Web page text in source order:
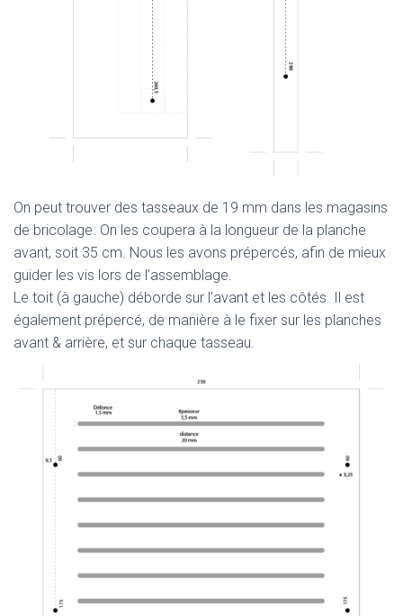
On peut trouver des tasseaux de 19 mm dans les magasins
de bricolage. On les coupera à la longueur de la planche
avant, soit 35 cm. Nous les avons prépercés, afin de mieux
guider les vis lors de l’assemblage.
Le toit (à gauche) déborde sur l’avant et les côtés. Il est
également prépercé, de manière à le fixer sur les planches
avant & arrière, et sur chaque tasseau.